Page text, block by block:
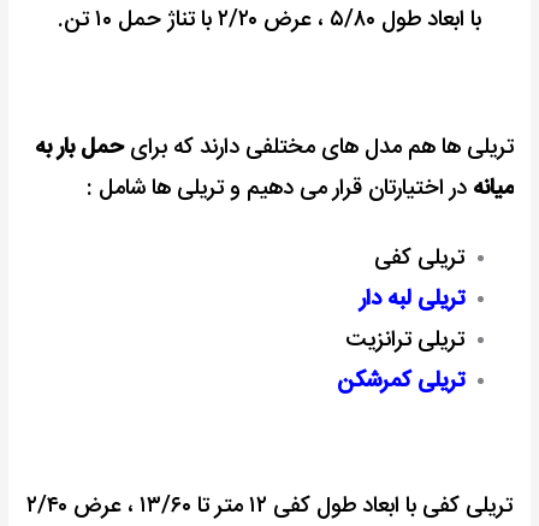
با ابعاد طول ۵/۸۰ ، عرض ۲/۲۰ با تناژ حمل ۱۰ تن.
تریلی ها هم مدل های مختلفی دارند که برایحمل بار به
میانه در اختیارتان قرار می دهیم و تریلی ها شامل :
تریلی کفی
تریلی لبه دار
تریلی ترانزیت
تریلی کمرشکن
تریلی کفی با ابعاد طول کفی ۱۲ متر تا ۱۳/۶۰ ، عرض ۲/۴۰